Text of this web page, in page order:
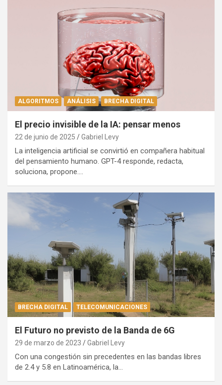
ALGORITMOS ANÁLISIS BRECHA DIGITAL
El precio invisible de la IA: pensar menos
22 de junio de 2025 Gabriel Levy
La inteligencia artificial se convirtió en compañera habitual
del pensamiento humano. GPT-4 responde, redacta,
soluciona, propone.…
BRECHA DIGITAL TELECOMUNICACIONES
El Futuro no previsto de la Banda de 6G
29 de marzo de 2023 Gabriel Levy
Con una congestión sin precedentes en las bandas libres
de 2.4 y 5.8 en Latinoamérica, la…